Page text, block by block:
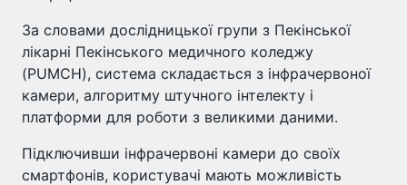
За словами дослідницької групи з Пекінської
лікарні Пекінського медичного коледжу
(PUMCH), система складається з інфрачервоної
камери, алгоритму штучного інтелекту і
платформи для роботи з великими даними.
Підключивши інфрачервоні камери до своїх
смартфонів, користувачі мають можливість